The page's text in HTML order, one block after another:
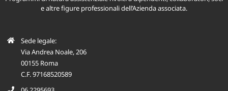
Programmi di natura assistenziale rivolti a dipendenti, collaboratori, soci
e altre figure professionali dell’Azienda associata.
Sede legale:
Via Andrea Noale, 206
00155 Roma